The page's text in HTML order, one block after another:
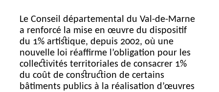
Le Conseil départemental du Val-de-Marne
a renforcé la mise en œuvre du dispositif
du 1% artistique, depuis 2002, où une
nouvelle loi réaffirme l’obligation pour les
collectivités territoriales de consacrer 1%
du coût de construction de certains
bâtiments publics à la réalisation d’œuvres